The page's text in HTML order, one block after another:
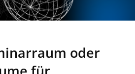
oder